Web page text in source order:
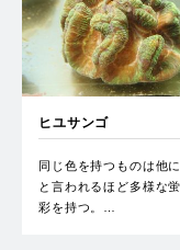
ヒユサンゴ
同じ色を持つものは他
と言われるほど多様な
彩を持つ。…